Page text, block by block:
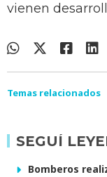
vienen
Temas relacionados
SEGUÍ
Bomberos